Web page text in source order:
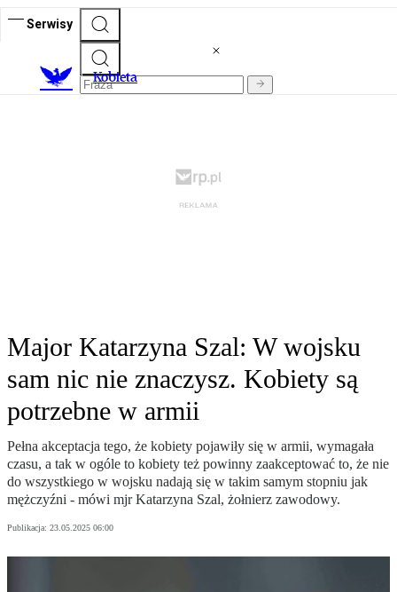
Serwisy
Kobieta
Major Katarzyna Szal: W wojsku
sam nic nie znaczysz. Kobiety są
potrzebne w armii
Pełna akceptacja tego, że kobiety pojawiły się w armii, wymagała
czasu, a tak w ogóle to kobiety też powinny zaakceptować to, że nie
do wszystkiego w wojsku nadają się w takim samym stopniu jak
mężczyźni - mówi mjr Katarzyna Szal, żołnierz zawodowy.
Publikacja: 23.05.2025 06:00